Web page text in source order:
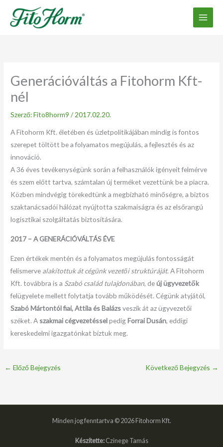
tartalomhoz
Generációváltás a Fitohorm Kft-
nél
Szerző:Fito8horm9/ 2017.02.20.
A Fitohorm Kft. életében és üzletpolitikájában mindig is fontos
szerepet töltött be a folyamatos megújulás, a fejlesztés és az
innováció.
A 36 éves tevékenységünk során a felhasználók igényeit felmérve
és szem előtt tartva, számtalan új terméket vezettünk be a piacra.
Közben mindvégig törekedtünk a megbízható minőségre, a biztos
szaktanácsadói hálózat nyújtotta szakmaiságra és az elsőrangú
logisztikai szolgáltatás biztosítására.
2017 – A GENERÁCIÓVÁLTÁS ÉVE
Ezen értékek mentén és a folyamatos megújulás fontosságát
felismerve alakítottuk át cégünk vezetői struktúráját. A Fitohorm
Kft. továbbra is a Szabó család tulajdonában, deúj ügyvezetők
felügyelete mellett folytatja tovább működését. Cégünk atyjától,
Szabó Mártontól fiai, Attila és Balázsveszik át az ügyvezetői
széket. A szakmai cégvezetésselpedigForrai Dusán, eddigi
kereskedelmi igazgatónkat bíztuk meg.
← Előző Bejegyzés Következő Bejegyzés →
Minden jog fenntartva © 2026 Fitohorm Kft.
Készítette:Czinege Tamás